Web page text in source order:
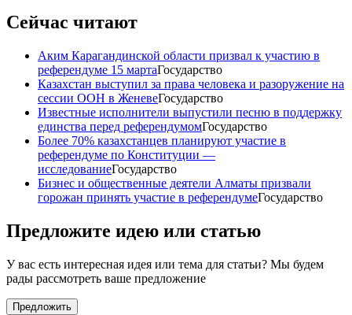
Сейчас читают
Аким Карагандинской области призвал к участию в
референдуме 15 мартаГосударство
Казахстан выступил за права человека и разоружение на
сессии ООН в ЖеневеГосударство
Известные исполнители выпустили песню в поддержку
единства перед референдумомГосударство
Более 70% казахстанцев планируют участие в
референдуме по Конституции —
исследованиеГосударство
Бизнес и общественные деятели Алматы призвали
горожан принять участие в референдумеГосударство
Предложите идею или статью
У вас есть интересная идея или тема для статьи? Мы будем
рады рассмотреть ваше предложение
Предложить